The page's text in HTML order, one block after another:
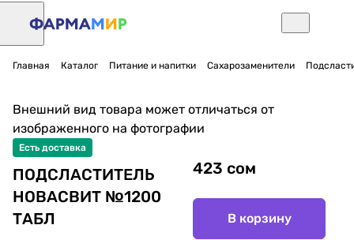
Главная Каталог Питание и напитки Сахарозаменители
Внешний вид товара может отличаться от
изображенного на фотографии
Есть доставка
ПОДСЛАСТИТЕЛЬ
НОВАСВИТ №1200
ТАБЛ
423 сом
В корзину